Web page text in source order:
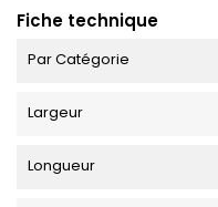
Fiche technique
Par Catégorie
Largeur
Longueur